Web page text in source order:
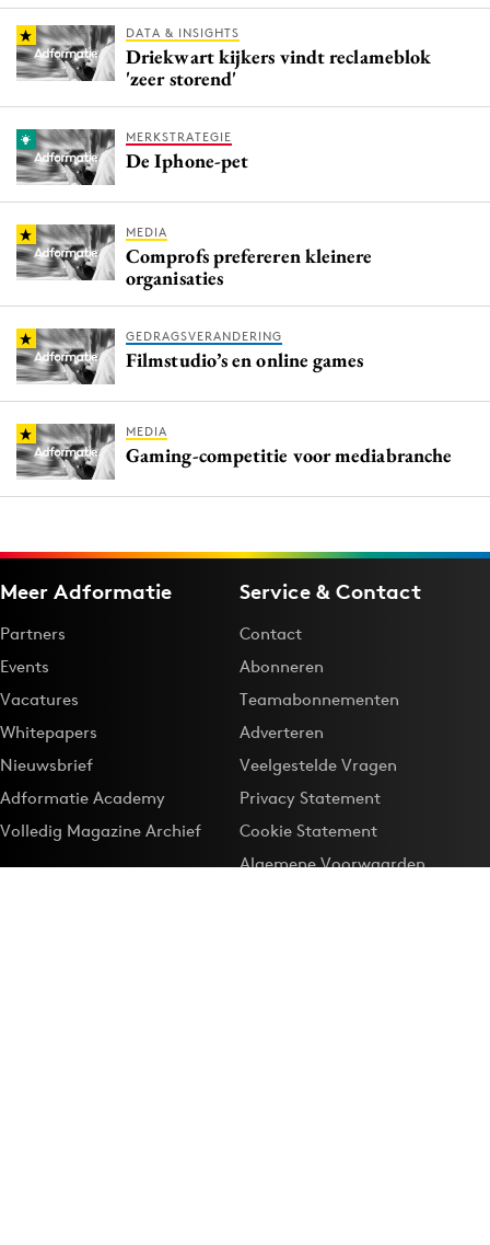
DATA & INSIGHTS
Driekwart kijkers vindt reclameblok
'zeer storend'
MERKSTRATEGIE
De Iphone-pet
MEDIA
Comprofs prefereren kleinere
organisaties
GEDRAGSVERANDERING
Filmstudio’s en online games
MEDIA
Gaming-competitie voor mediabranche
Meer Adformatie
Partners
Events
Vacatures
Whitepapers
Nieuwsbrief
Adformatie Academy
Volledig Magazine Archief
Service & Contact
Contact
Abonneren
Teamabonnementen
Adverteren
Veelgestelde Vragen
Privacy Statement
Cookie Statement
Algemene Voorwaarden